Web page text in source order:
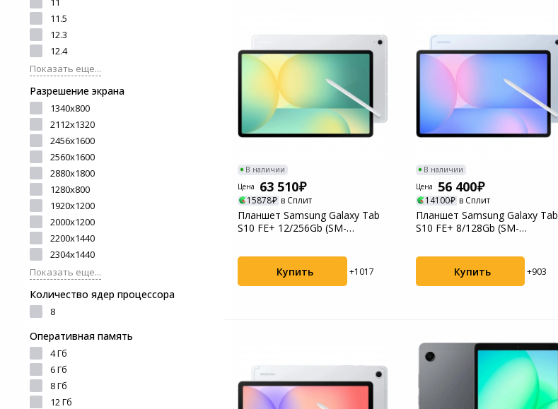
11.5
12.3
12.4
Показать еще...
Разрешение экрана
1340х800
2112x1320
2456x1600
2560x1600
2880x1800
1280x800
1920x1200
2000x1200
2200x1440
2304x1440
Показать еще...
Количество ядер процессора
8
Оперативная память
4 Гб
6 Гб
8 Гб
12 Гб
В наличии
Цена
63 510
15878 в Сплит
Планшет Samsung Galaxy Tab
S10 FE+ 12/256Gb (SM-
Купить +1017
В наличии
Цена
56 400
14100 в Сплит
Планшет Samsung Galaxy Tab
S10 FE+ 8/128Gb (SM-
Купить +903
Пылесосы садовые
Системы
видеонаблюдения
Уцененные товары